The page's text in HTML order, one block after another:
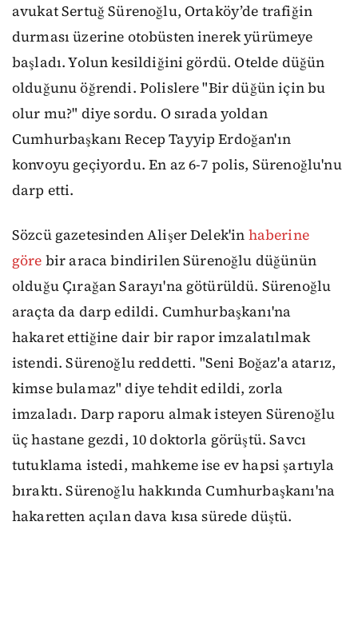
avukat Sertuğ Sürenoğlu, Ortaköy’de trafiğin
durması üzerine otobüsten inerek yürümeye
başladı. Yolun kesildiğini gördü. Otelde düğün
olduğunu öğrendi. Polislere "Bir düğün için bu
olur mu?" diye sordu. O sırada yoldan
Cumhurbaşkanı Recep Tayyip Erdoğan'ın
konvoyu geçiyordu. En az 6-7 polis, Sürenoğlu'nu
darp etti.
Sözcü gazetesinden Alişer Delek'in haberine
göre bir araca bindirilen Sürenoğlu düğünün
olduğu Çırağan Sarayı'na götürüldü. Sürenoğlu
araçta da darp edildi. Cumhurbaşkanı'na
hakaret ettiğine dair bir rapor imzalatılmak
istendi. Sürenoğlu reddetti. "Seni Boğaz'a atarız,
kimse bulamaz" diye tehdit edildi, zorla
imzaladı. Darp raporu almak isteyen Sürenoğlu
üç hastane gezdi, 10 doktorla görüştü. Savcı
tutuklama istedi, mahkeme ise ev hapsi şartıyla
bıraktı. Sürenoğlu hakkında Cumhurbaşkanı'na
hakaretten açılan dava kısa sürede düştü.